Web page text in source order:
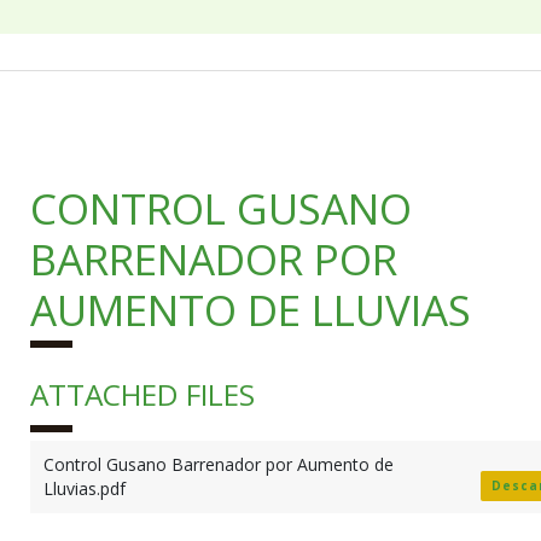
CONTROL GUSANO
BARRENADOR POR
AUMENTO DE LLUVIAS
ATTACHED FILES
Control Gusano Barrenador por Aumento de
Lluvias.pdf